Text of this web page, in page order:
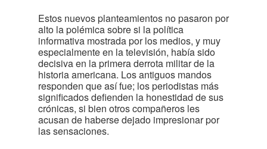
Estos nuevos planteamientos no pasaron por
alto la polémica sobre si la política
informativa mostrada por los medios, y muy
especialmente en la televisión, había sido
decisiva en la primera derrota militar de la
historia americana. Los antiguos mandos
responden que así fue; los periodistas más
significados defienden la honestidad de sus
crónicas, si bien otros compañeros les
acusan de haberse dejado impresionar por
las sensaciones.